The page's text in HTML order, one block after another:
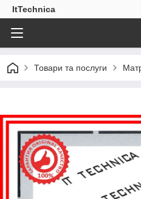
ItTechnica
Товари та послуги